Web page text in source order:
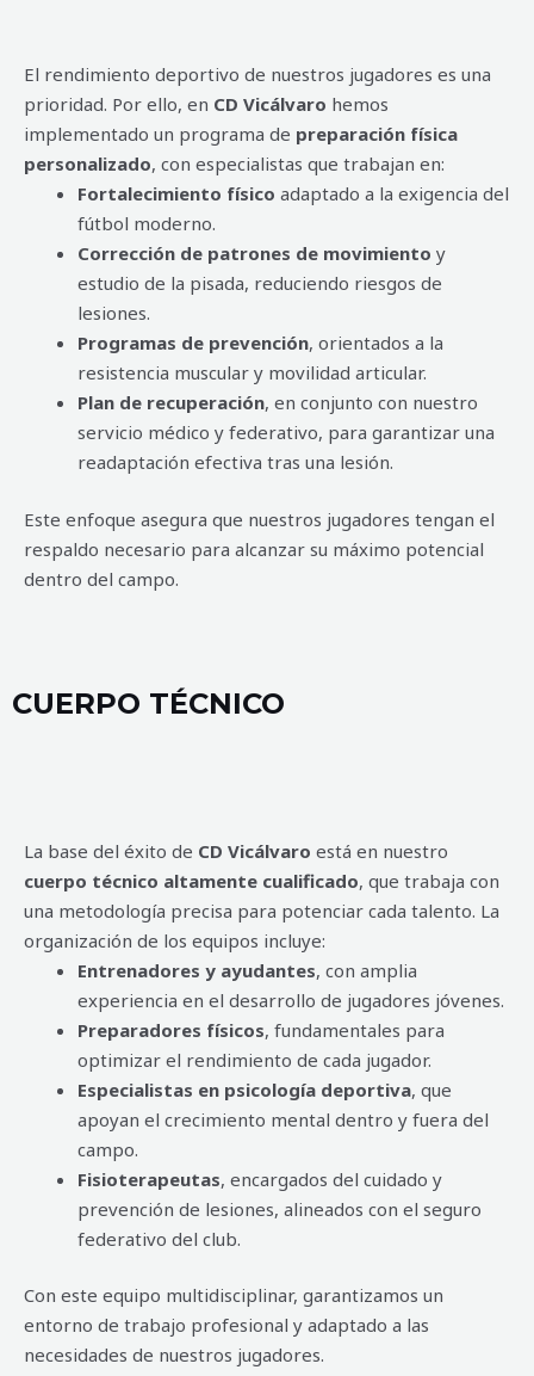
El rendimiento deportivo de nuestros jugadores es una
prioridad. Por ello, en CD Vicálvaro hemos
implementado un programa de preparación física
personalizado, con especialistas que trabajan en:
Fortalecimiento físico adaptado a la exigencia del
fútbol moderno.
Corrección de patrones de movimiento y
estudio de la pisada, reduciendo riesgos de
lesiones.
Programas de prevención, orientados a la
resistencia muscular y movilidad articular.
Plan de recuperación, en conjunto con nuestro
servicio médico y federativo, para garantizar una
readaptación efectiva tras una lesión.
Este enfoque asegura que nuestros jugadores tengan el
respaldo necesario para alcanzar su máximo potencial
dentro del campo.
CUERPO TÉCNICO
La base del éxito de CD Vicálvaro está en nuestro
cuerpo técnico altamente cualificado, que trabaja con
una metodología precisa para potenciar cada talento. La
organización de los equipos incluye:
Entrenadores y ayudantes, con amplia
experiencia en el desarrollo de jugadores jóvenes.
Preparadores físicos, fundamentales para
optimizar el rendimiento de cada jugador.
Especialistas en psicología deportiva, que
apoyan el crecimiento mental dentro y fuera del
campo.
Fisioterapeutas, encargados del cuidado y
prevención de lesiones, alineados con el seguro
federativo del club.
Con este equipo multidisciplinar, garantizamos un
entorno de trabajo profesional y adaptado a las
necesidades de nuestros jugadores.